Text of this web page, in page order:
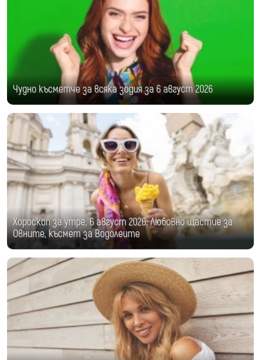
Чудно късметче за всяка зодия за 6 август 2026
Хороскоп за утре, 6 август 2026: Любовно щастие за
Овните, късмет за Водолеите